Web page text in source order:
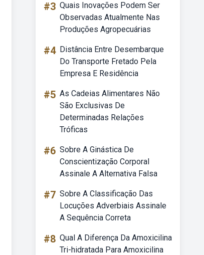
#3 Quais Inovações Podem Ser
Observadas Atualmente Nas
Produções Agropecuárias
#4 Distância Entre Desembarque
Do Transporte Fretado Pela
Empresa E Residência
#5 As Cadeias Alimentares Não
São Exclusivas De
Determinadas Relações
Tróficas
#6 Sobre A Ginástica De
Conscientização Corporal
Assinale A Alternativa Falsa
#7 Sobre A Classificação Das
Locuções Adverbiais Assinale
A Sequência Correta
#8 Qual A Diferença Da Amoxicilina
Tri-hidratada Para Amoxicilina